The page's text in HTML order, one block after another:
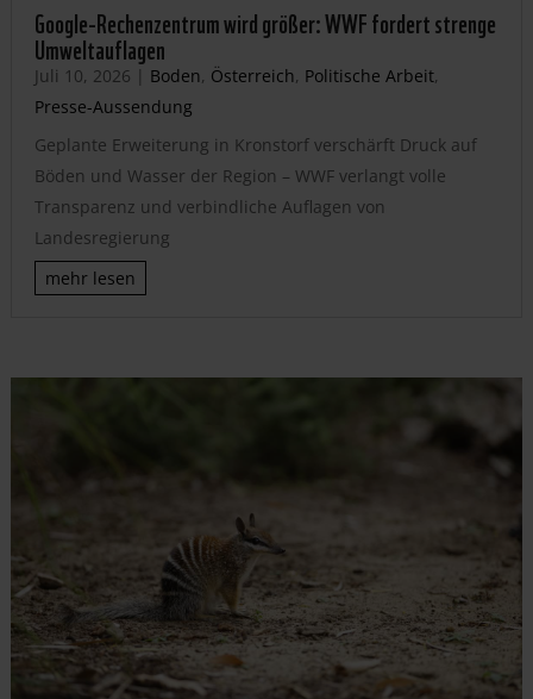
Google-Rechenzentrum wird größer: WWF fordert strenge
Umweltauflagen
Juli 10, 2026 | Boden, Österreich, Politische Arbeit,
Presse-Aussendung
Geplante Erweiterung in Kronstorf verschärft Druck auf
Böden und Wasser der Region – WWF verlangt volle
Transparenz und verbindliche Auflagen von
Landesregierung
mehr lesen